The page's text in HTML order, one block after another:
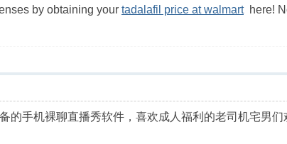
by obtaining your tadalafil price at walmarthere!
的手机裸聊直播秀软件，喜欢成人福利的老司机宅男们